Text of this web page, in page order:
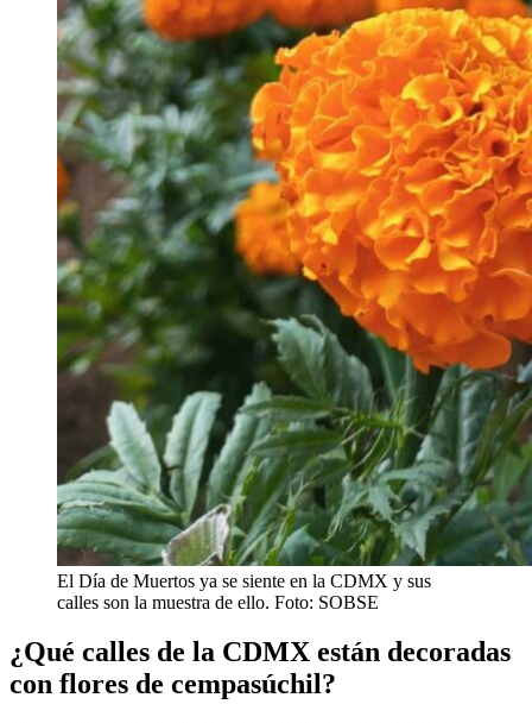
El Día de Muertos ya se siente en la CDMX y sus
calles son la muestra de ello. Foto: SOBSE
¿Qué calles de la CDMX están decoradas
con flores de cempasúchil?